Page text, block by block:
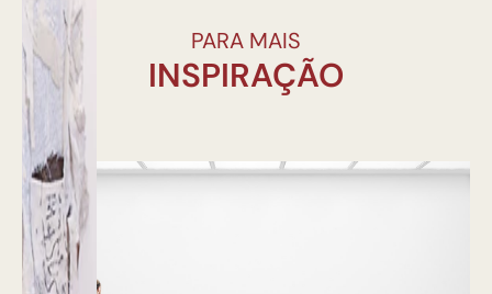
PARA MAIS
INSPIRAÇÃO